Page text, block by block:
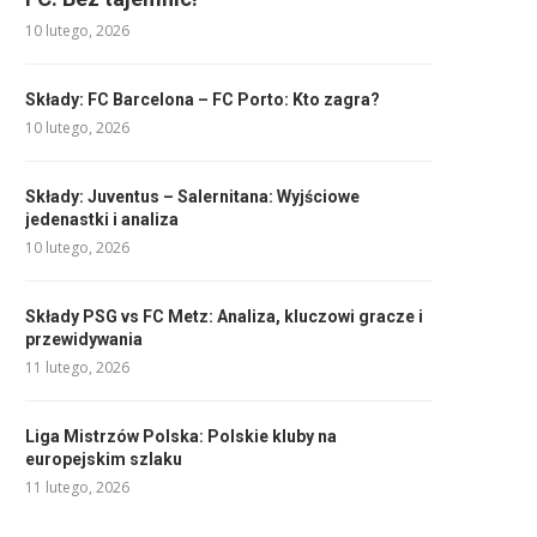
10 lutego, 2026
Składy: FC Barcelona – FC Porto: Kto zagra?
10 lutego, 2026
Składy: Juventus – Salernitana: Wyjściowe
jedenastki i analiza
10 lutego, 2026
Składy PSG vs FC Metz: Analiza, kluczowi gracze i
przewidywania
11 lutego, 2026
Liga Mistrzów Polska: Polskie kluby na
europejskim szlaku
11 lutego, 2026